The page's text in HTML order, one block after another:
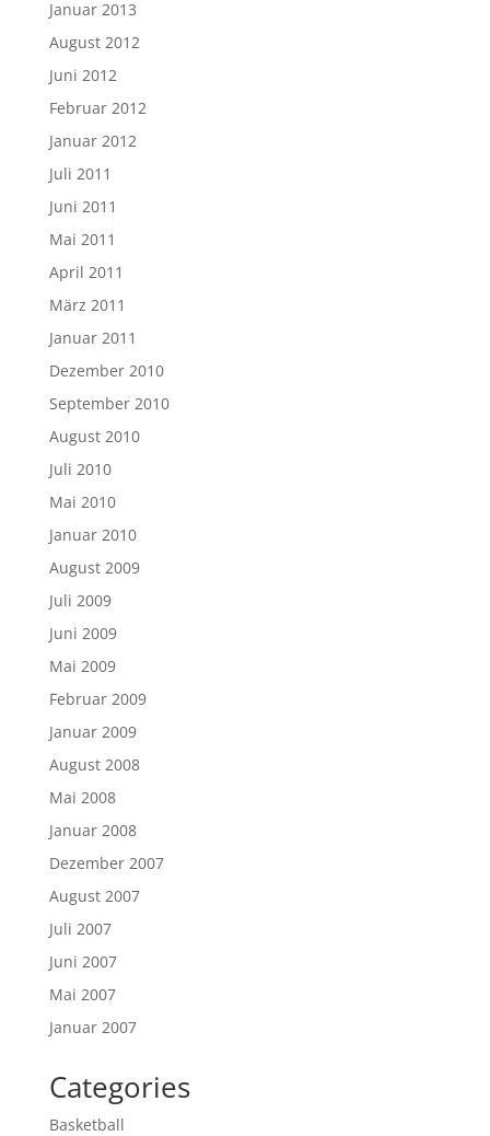
Januar 2013
August 2012
Juni 2012
Februar 2012
Januar 2012
Juli 2011
Juni 2011
Mai 2011
April 2011
März 2011
Januar 2011
Dezember 2010
September 2010
August 2010
Juli 2010
Mai 2010
Januar 2010
August 2009
Juli 2009
Juni 2009
Mai 2009
Februar 2009
Januar 2009
August 2008
Mai 2008
Januar 2008
Dezember 2007
August 2007
Juli 2007
Juni 2007
Mai 2007
Januar 2007
Categories
Basketball